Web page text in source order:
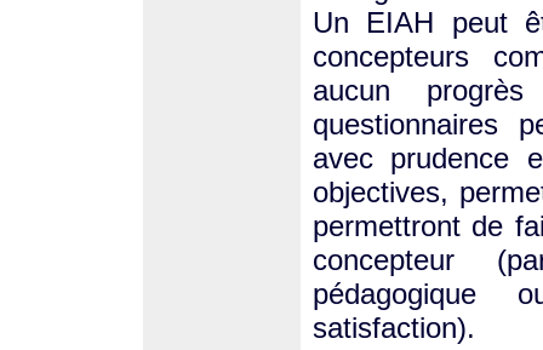
Un EIAH peut
concepteurs
aucun
questionnaires
avec prudence
objectives,
permettront de
concepteur
pédagogique
satisfaction).